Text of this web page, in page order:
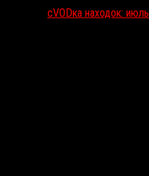
сVODка находок: июль